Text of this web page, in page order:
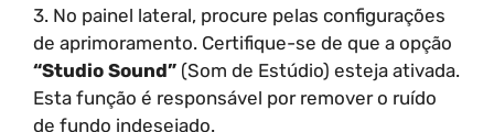
3. No painel lateral, procure pelas configurações
de aprimoramento. Certifique-se de que a opção
“Studio Sound” (Som de Estúdio) esteja ativada.
Esta função é responsável por remover o ruído
de fundo indesejado.